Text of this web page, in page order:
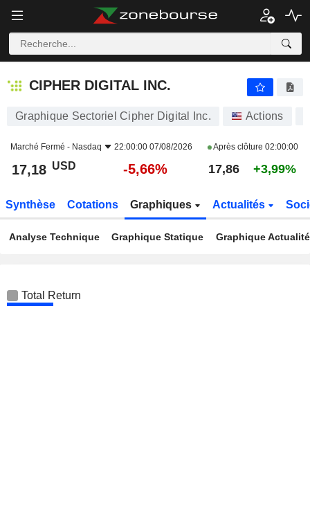
CIPHER DIGITAL INC.
CIPHER DIGITAL INC.
Graphique Sectoriel Cipher Digital Inc. Actions
Marché Fermé - Nasdaq 22:00:00 07/08/2026 Après clôture 02:00:00
17,18 USD -5,66% 17,86 +3,99%
Synthèse Cotations Graphiques Actualités
Analyse Technique Graphique Statique Graphique
Total Return